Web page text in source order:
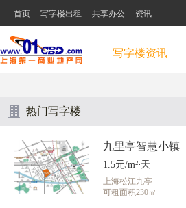
首页 写字楼出租 共享办公 资讯
写字楼资讯
热门写字楼
九里亭智慧小镇
1.5元/m²⋅天
上海松江九亭
可租面积230㎡